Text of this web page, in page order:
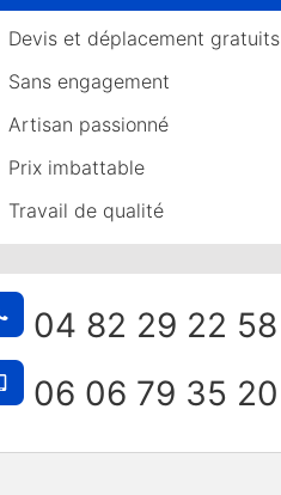
Devis et déplacement gratuits
Sans engagement
Artisan passionné
Prix imbattable
Travail de qualité
04 82 29 22 58
06 06 79 35 20